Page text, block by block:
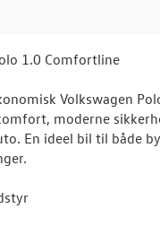
1.0 Comfortline
Volkswagen
moderne
En ideel bil til både